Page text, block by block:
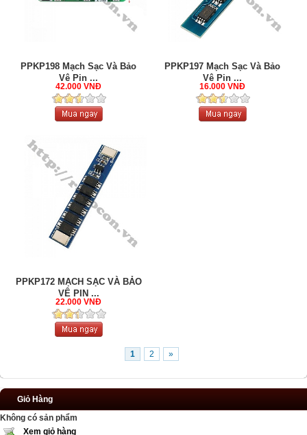
PPKP198 Mạch Sạc Và Bảo
Vệ Pin ...
42.000 VNĐ
PPKP197 Mạch Sạc Và Bảo
Vệ Pin ...
16.000 VNĐ
PPKP172 MẠCH SẠC VÀ BẢO
VỆ PIN ...
22.000 VNĐ
1 2 »
Giỏ Hàng
Không có sản phẩm
Xem giỏ hàng